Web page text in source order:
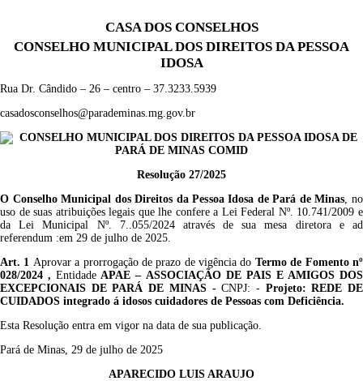
CASA DOS CONSELHOS
CONSELHO MUNICIPAL DOS DIREITOS DA PESSOA
IDOSA
Rua Dr. Cândido – 26 – centro – 37.3233.5939
casadosconselhos@parademinas.mg.gov.br
CONSELHO MUNICIPAL DOS DIREITOS DA PESSOA IDOSA DE
PARÁ DE MINAS COMID
Resolução 27/2025
O Conselho Municipal dos Direitos da Pessoa Idosa de Pará de Minas, no
uso de suas atribuições legais que lhe confere a Lei Federal Nº. 10.741/2009 e
da Lei Municipal Nº. 7..055/2024 através de sua mesa diretora e ad
referendum :em 29 de julho de 2025.
Art. 1 Aprovar a prorrogação de prazo de vigência do Termo de Fomento nº
028/2024 ,Entidade APAE – ASSOCIAÇÃO DE PAIS E AMIGOS DOS
EXCEPCIONAIS DE PARÁ DE MINAS -CNPJ: - Projeto: REDE DE
CUIDADOS integrado á idosos cuidadores de Pessoas com Deficiência.
Esta Resolução entra em vigor na data de sua publicação.
Pará de Minas, 29 de julho de 2025
APARECIDO LUIS ARAUJO